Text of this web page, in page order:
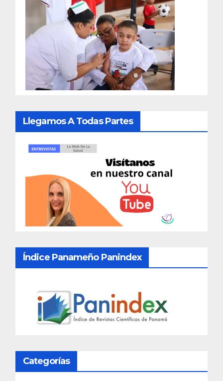
Llegamos A Todas Partes
Índice Panameño Panindex
Categorías